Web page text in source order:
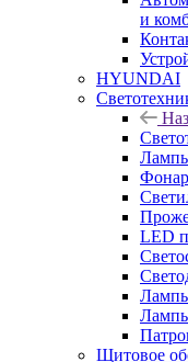
и
HYUNDAI
LED
Щитовое